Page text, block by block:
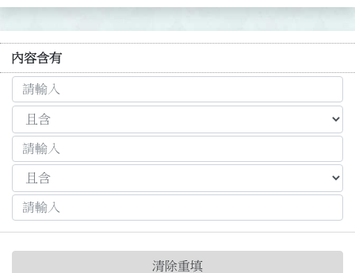
內容含有
清除重填